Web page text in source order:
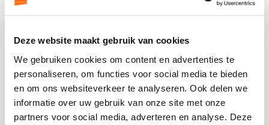
Deze website maakt gebruik van cookies
We gebruiken cookies om content en advertenties te
personaliseren, om functies voor social media te bieden
en om ons websiteverkeer te analyseren. Ook delen we
informatie over uw gebruik van onze site met onze
partners voor social media, adverteren en analyse. Deze
Vergelijkbare uitjes